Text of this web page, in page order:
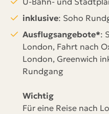
inklusive: Soho
Ausflugsangebote*:
London, Fahrt nach
London, Greenwich
Rundgang
Wichtig
Für eine Reise nach